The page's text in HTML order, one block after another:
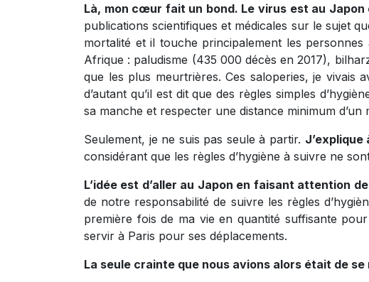
Là, mon cœur fait un bond. Le virus est au
publications scientifiques et médicales sur le sujet
mortalité et il touche principalement les
Afrique : paludisme (435 000 décès en 2017),
que les plus meurtrières. Ces saloperies, je vivais
d’autant qu’il est dit que des règles simples
sa manche et respecter une distance minimum
Seulement, je ne suis pas seule à partir.
considérant que les règles d’hygiène à suivre ne
L’idée est d’aller au Japon en faisant attention
de notre responsabilité de suivre les règles
première fois de ma vie en quantité suffisante
servir à Paris pour ses déplacements.
La seule crainte que nous avions alors était de